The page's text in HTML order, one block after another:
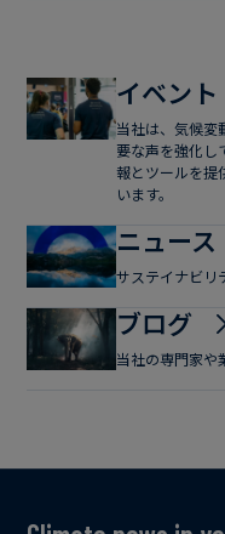
イベント
当社は、気候変
要な声を強化し
報とツールを提
います。
ニュース
サステイナビリ
ブログ
当社の専門家や